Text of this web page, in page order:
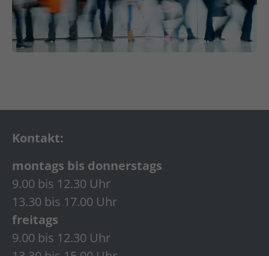
Kontakt:
montags bis donnerstags
9.00 bis 12.30 Uhr
13.30 bis 17.00 Uhr
freitags
9.00 bis 12.30 Uhr